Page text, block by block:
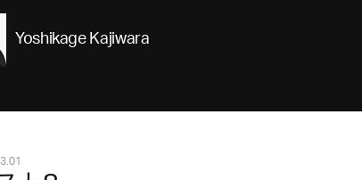
Yoshikage Kajiwara